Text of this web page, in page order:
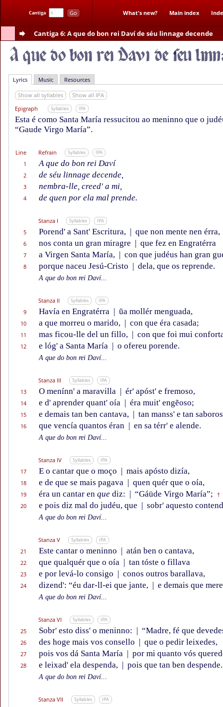
Cantiga Go What's new? Main index
Cantiga 6: A que do bon rei Daví de séu linnage decende
Lyrics Music Resources
Show all syllables
Show all IPA
Epigraph
Syllables IPA
Esta é como Santa María ressucitou ao meninno que o
“Gaude Virgo María”.
Line Refrain Syllables IPA
1 A que do bon rei Daví
2 de séu linnage decende,
3 nembra-lle, creed' a mi,
4 de quen por ela mal prende.
Stanza I Syllables IPA
5 Porend' a Sant' Escritura, | que non mente nen érra,
6 nos conta un gran miragre | que fez en Engratérra
7 a Virgen Santa María, | con que judéus han gran
8 porque naceu Jesú-Cristo | dela, que os reprende.
A que do bon rei Daví...
Stanza II Syllables IPA
9 Havía en Engratérra | ũa mollér menguada,
10 a que morreu o marido, | con que éra casada;
11 mas ficou-lle del un fillo, | con que foi mui
12 e lóg' a Santa María | o ofereu porende.
A que do bon rei Daví...
Stanza III Syllables IPA
13 O menínn' a maravilla | ér' apóst' e fremoso,
14 e d' aprender quant' oía | éra muit' engẽoso;
15 e demais tan ben cantava, | tan manss' e tan
16 que vencía quantos éran | en sa térr' e alende.
A que do bon rei Daví...
Stanza IV Syllables IPA
17 E o cantar que o moço | mais apósto dizía,
18 e de que se mais pagava | quen quér que o oía,
19 éra un cantar en que diz: | “Gáüde Virgo María”; †
20 e pois diz mal do judéu, que | sobr' aquesto
A que do bon rei Daví...
Stanza V Syllables IPA
21 Este cantar o meninno | atán ben o cantava,
22 que qualquér que o oía | tan tóste o fillava
23 e por levá-lo consigo | conos outros barallava,
24 dizend': “éu dar-ll-ei que jante, | e demais que
A que do bon rei Daví...
Stanza VI Syllables IPA
25 Sobr' esto diss' o meninno: | “Madre, fé que
26 des hoge mais vos consello | que o pedir leixedes,
27 pois vos dá Santa María | por mi quanto vós
28 e leixad' ela despenda, | pois que tan ben
A que do bon rei Daví...
Stanza VII Syllables IPA